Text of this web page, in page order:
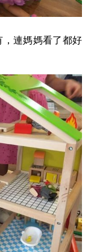
連媽媽看了都好